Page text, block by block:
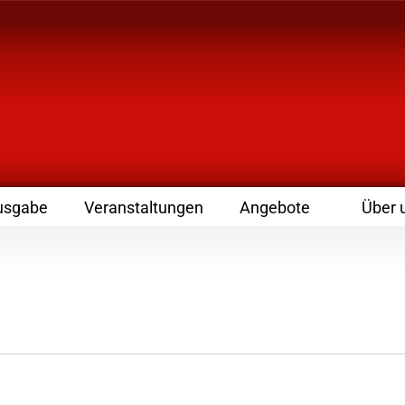
Zeitschrift für Leute
Veranstaltungen Angebote Über